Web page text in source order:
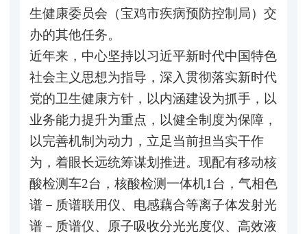
生健康委员会（宝鸡市疾病预防控制局）交
办的其他任务。
近年来，中心坚持以习近平新时代中国特色
社会主义思想为指导，深入贯彻落实新时代
党的卫生健康方针，以内涵建设为抓手，以
业务能力提升为重点，以健全制度为保障，
以完善机制为动力，立足当前担当实干作
为，着眼长远统筹谋划推进。现配有移动核
酸检测车2台，核酸检测一体机1台，气相色
谱－质谱联用仪、电感藕合等离子体发射光
谱－质谱仪、原子吸收分光光度仪、高效液